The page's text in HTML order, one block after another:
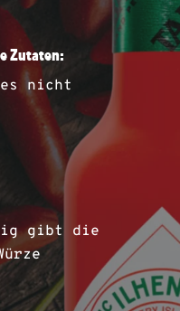
Zutaten:
nicht
gibt die